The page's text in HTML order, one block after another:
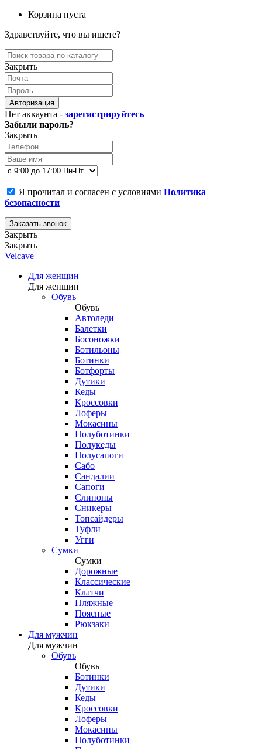
Корзина пуста
Здравствуйте, что вы ищете?
Закрыть
Авторизация
Нет аккаунта - зарегистрируйтесь
Забыли пароль?
Закрыть
Я прочитал и согласен с условиями Политика
безопасности
Заказать звонок
Закрыть
Закрыть
Velcave
Для женщин
Для женщин
Обувь
Обувь
Автоледи
Балетки
Босоножки
Ботильоны
Ботинки
Ботфорты
Дутики
Кеды
Кроссовки
Лоферы
Мокасины
Полуботинки
Полукеды
Полусапоги
Сабо
Сандалии
Сапоги
Слипоны
Сникеры
Топсайдеры
Туфли
Угги
Сумки
Сумки
Дорожные
Классические
Клатчи
Пляжные
Поясные
Рюкзаки
Для мужчин
Для мужчин
Обувь
Обувь
Ботинки
Дутики
Кеды
Кроссовки
Лоферы
Мокасины
Полуботинки